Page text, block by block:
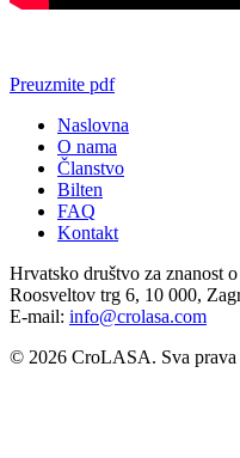
Preuzmite pdf
Naslovna
O nama
Članstvo
Bilten
FAQ
Kontakt
Hrvatsko društvo za znanost
Roosveltov trg 6, 10 000,
E-mail: info@crolasa.com
© 2026 CroLASA. Sva prava